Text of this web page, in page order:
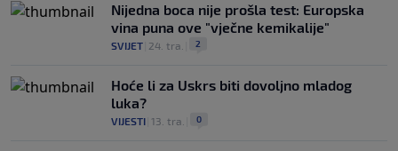
Nijedna boca nije prošla test: Europska
vina puna ove "vječne kemikalije"
SVIJET 24. tra. 2
Hoće li za Uskrs biti dovoljno mladog
luka?
VIJESTI 13. tra. 0